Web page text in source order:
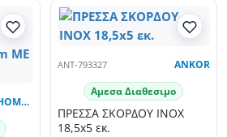
ESTIA HOME ART
ANT-793327 ANKOR
Αμεσα Διαθεσιμο
ΠΡΕΣΣΑ ΣΚΟΡΔΟΥ INOX
18,5x5 εκ.